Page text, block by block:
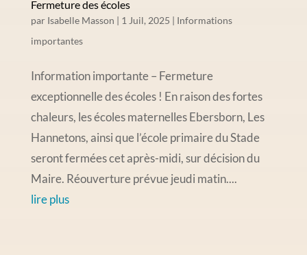
Fermeture des écoles
par Isabelle Masson | 1 Juil, 2025 | Informations
importantes
Information importante – Fermeture
exceptionnelle des écoles ! En raison des fortes
chaleurs, les écoles maternelles Ebersborn, Les
Hannetons, ainsi que l’école primaire du Stade
seront fermées cet après-midi, sur décision du
Maire. Réouverture prévue jeudi matin....
lire plus